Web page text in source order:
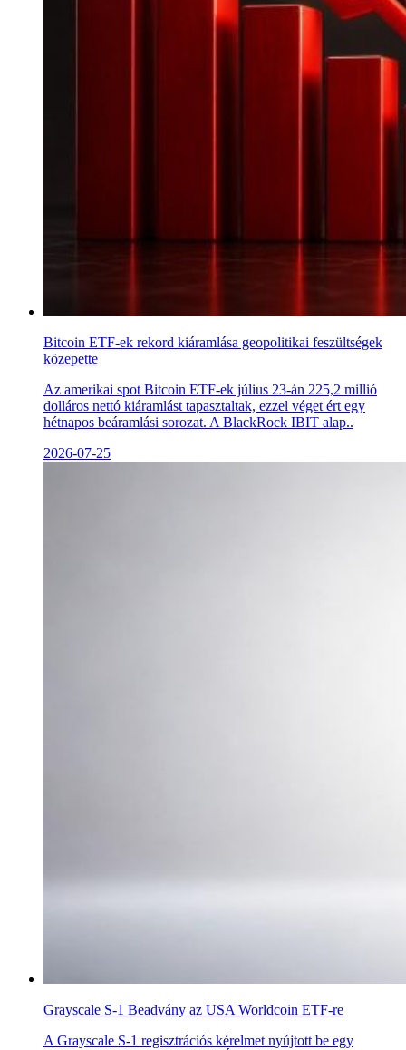
Bitcoin ETF-ek rekord kiáramlása geopolitikai feszültségek
közepette
Az amerikai spot Bitcoin ETF-ek július 23-án 225,2 millió
dolláros nettó kiáramlást tapasztaltak, ezzel véget ért egy
hétnapos beáramlási sorozat. A BlackRock IBIT alap..
2026-07-25
Grayscale S-1 Beadvány az USA Worldcoin ETF-re
A Grayscale S-1 regisztrációs kérelmet nyújtott be egy